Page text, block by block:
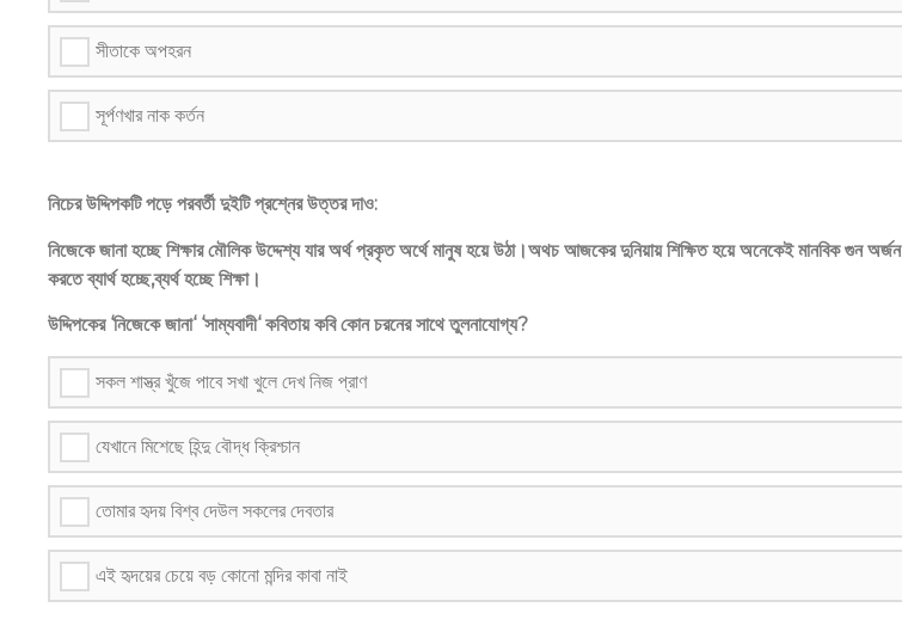
সীতাকে অপহরন
সূর্পণখার নাক কর্তন
নিচের উদ্দিপকটি পড়ে পরবর্তী দুইটি প্রশ্নের উত্তর দাও:
নিজেকে জানা হচ্ছে শিক্ষার মৌলিক উদ্দেশ্য যার অর্থ প্রকৃত অর্থে মানুষ হয়ে উঠা।অথচ আজকের দুনিয়ায় শিক্ষিত হয়ে অনেকেই মানবিক গুন অর্জন
করতে ব্যার্থ হচ্ছে,ব্যর্থ হচ্ছে শিক্ষা।
উদ্দিপকের ‘নিজেকে জানা‘ ‘সাম্যবাদী‘ কবিতায় কবি কোন চরনের সাথে তুলনাযোগ্য?
সকল শাস্ত্র খুঁজে পাবে সখা খুলে দেখ নিজ প্রাণ
যেখানে মিশেছে হিন্দু বৌদ্ধ ক্রিশ্চান
তোমার হৃদয় বিশ্ব দেউল সকলের দেবতার
এই হৃদয়ের চেয়ে বড় কোনো মন্দির কাবা নাই